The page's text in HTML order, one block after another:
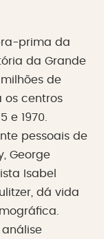
prima da
da Grande
de
os centros
e 1970.
pessoais de
George
Isabel
dá vida